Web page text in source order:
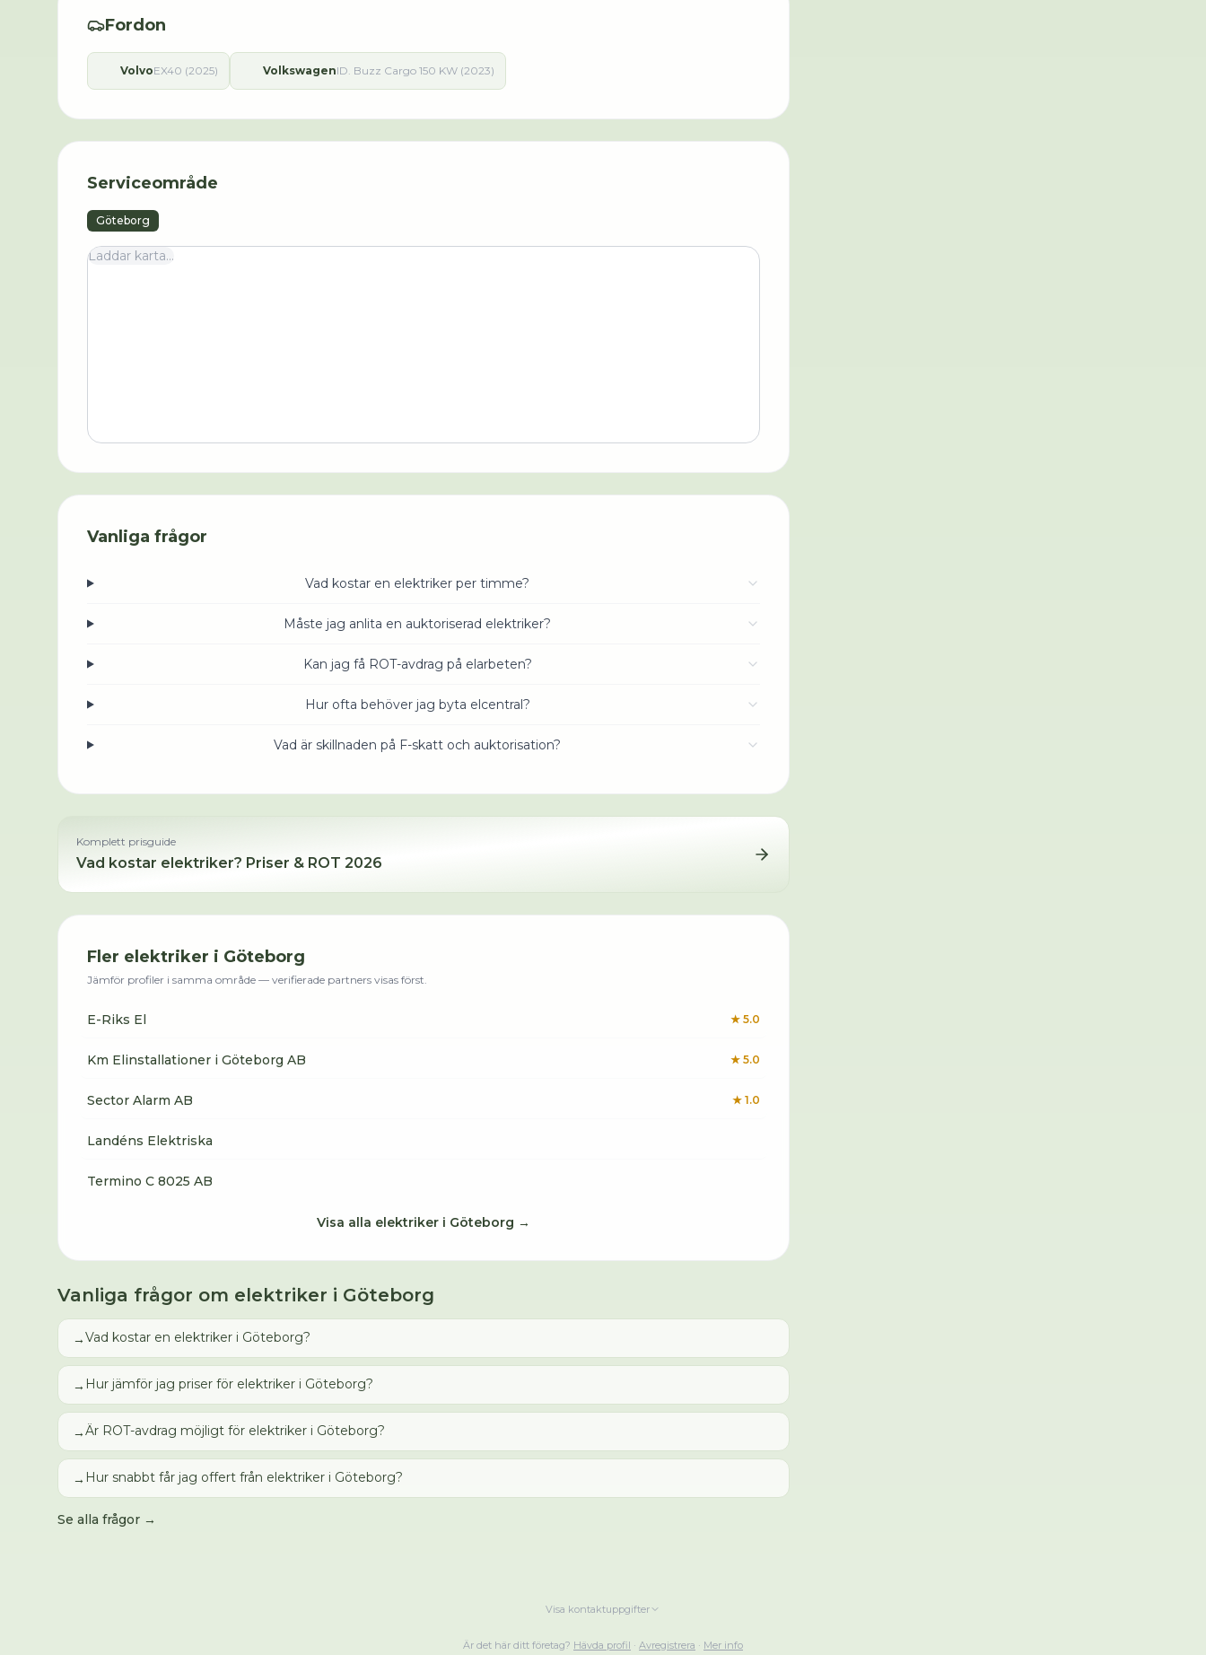
Fordon
VolvoEX40 (2025) VolkswagenID. Buzz Cargo 150 KW (2023)
Serviceområde
Göteborg
Laddar karta...
Vanliga frågor
Vad kostar en elektriker per timme?
Måste jag anlita en auktoriserad elektriker?
Kan jag få ROT-avdrag på elarbeten?
Hur ofta behöver jag byta elcentral?
Vad är skillnaden på F-skatt och auktorisation?
Komplett prisguide
Vad kostar elektriker? Priser & ROT 2026
Fler elektriker i Göteborg
Jämför profiler i samma område — verifierade partners visas först.
E-Riks El ★ 5.0
Km Elinstallationer i Göteborg AB ★ 5.0
Sector Alarm AB ★ 1.0
Landéns Elektriska
Termino C 8025 AB
Visa alla elektriker i Göteborg →
Vanliga frågor om elektriker i Göteborg
→Vad kostar en elektriker i Göteborg?
→ Hur jämför jag priser för elektriker i Göteborg?
→Är ROT-avdrag möjligt för elektriker i Göteborg?
→ Hur snabbt får jag offert från elektriker i Göteborg?
Se alla frågor →
Visa kontaktuppgifter
Är det här ditt företag? Hävda profil · Avregistrera · Mer info